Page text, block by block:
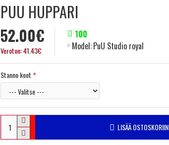
PUU HUPPARI
52.00€
Veroton: 41.43€
100
Model:PuU Studio royal
Stanno koot
LISÄÄ OSTOSKORIIN